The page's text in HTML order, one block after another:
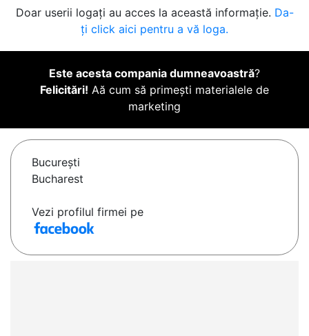
Doar userii logați au acces la această informație. Da-
ți click aici pentru a vă loga.
Este acesta compania dumneavoastră?
Felicitări! Aă cum să primești materialele de
marketing
Bucureşti
Bucharest
Vezi profilul firmei pe